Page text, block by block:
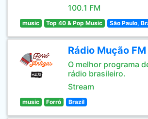
100.1 FM
music Top 40 & Pop Music São Paulo,
Rádio Mução FM
O melhor programa
rádio brasileiro.
Stream
music Forró Brazil